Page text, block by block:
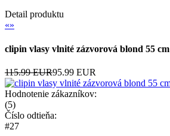
Detail produktu
«»
clipin vlasy vlnité zázvorová blond 55 cm
115.99 EUR95.99 EUR
Hodnotenie zákazníkov:
(5)
Číslo odtieňa:
#27